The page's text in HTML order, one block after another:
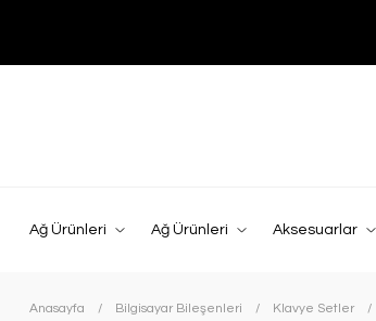
Ağ Ürünleri Ağ Ürünleri Aksesuarlar
Anasayfa Bilgisayar Bileşenleri Klavye Setler